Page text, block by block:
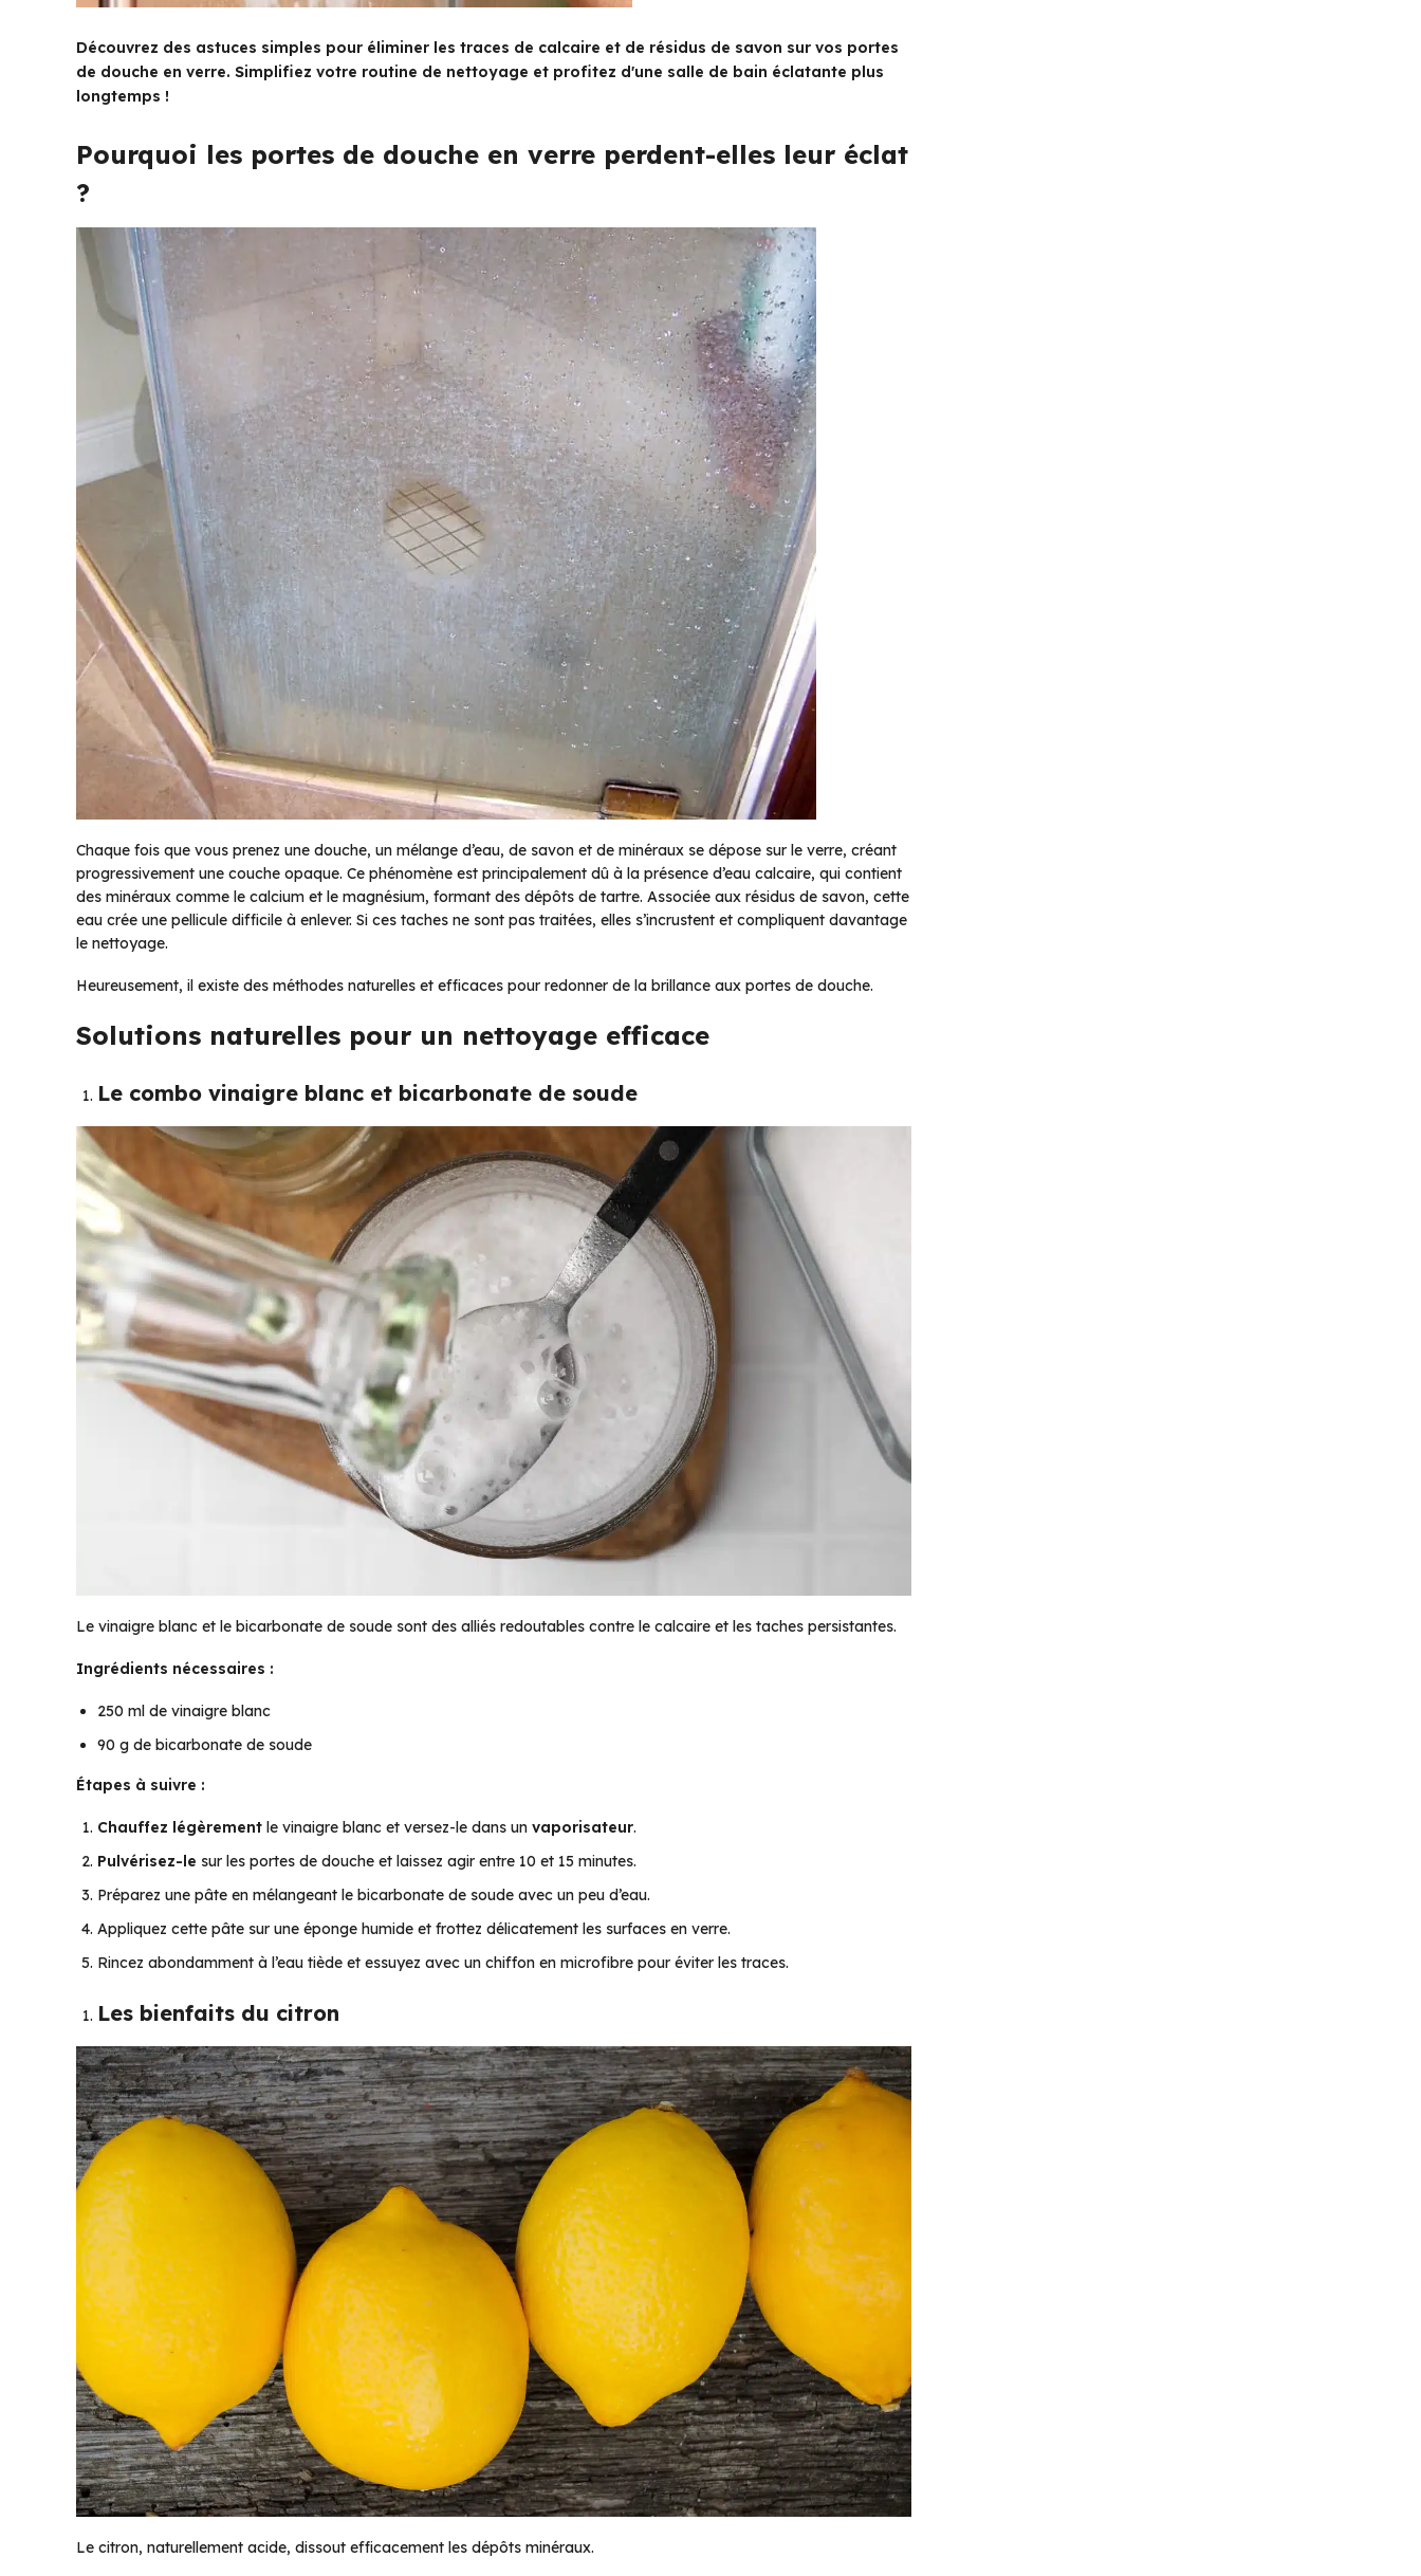
Découvrez des astuces simples pour éliminer les traces de calcaire et de résidus de savon sur vos portes
de douche en verre. Simplifiez votre routine de nettoyage et profitez d'une salle de bain éclatante plus
longtemps !
Pourquoi les portes de douche en verre perdent-elles leur éclat
?
Chaque fois que vous prenez une douche, un mélange d’eau, de savon et de minéraux se dépose sur le verre, créant
progressivement une couche opaque. Ce phénomène est principalement dû à la présence d’eau calcaire, qui contient
des minéraux comme le calcium et le magnésium, formant des dépôts de tartre. Associée aux résidus de savon, cette
eau crée une pellicule difficile à enlever. Si ces taches ne sont pas traitées, elles s’incrustent et compliquent davantage
le nettoyage.
Heureusement, il existe des méthodes naturelles et efficaces pour redonner de la brillance aux portes de douche.
Solutions naturelles pour un nettoyage efficace
Le combo vinaigre blanc et bicarbonate de soude
Le vinaigre blanc et le bicarbonate de soude sont des alliés redoutables contre le calcaire et les taches persistantes.
Ingrédients nécessaires :
250 ml de vinaigre blanc
90 g de bicarbonate de soude
Étapes à suivre :
Chauffez légèrement le vinaigre blanc et versez-le dans un vaporisateur.
Pulvérisez-le sur les portes de douche et laissez agir entre 10 et 15 minutes.
Préparez une pâte en mélangeant le bicarbonate de soude avec un peu d’eau.
Appliquez cette pâte sur une éponge humide et frottez délicatement les surfaces en verre.
Rincez abondamment à l’eau tiède et essuyez avec un chiffon en microfibre pour éviter les traces.
Les bienfaits du citron
Le citron, naturellement acide, dissout efficacement les dépôts minéraux.